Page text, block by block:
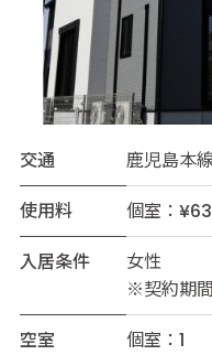
交通
鹿児島本
使用料
個室：
入居条件
女性
※契約期
空室
個室：1